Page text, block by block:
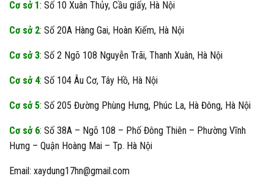
Cơ sở 1: Số 10 Xuân Thủy, Cầu giấy, Hà Nội
Cơ sở 2: Số 20A Hàng Gai, Hoàn Kiếm, Hà Nội
Cơ sở 3: Số 2 Ngõ 108 Nguyễn Trãi, Thanh Xuân, Hà Nội
Cơ sở 4: Số 104 Âu Cơ, Tây Hồ, Hà Nội
Cơ sở 5: Số 205 Đường Phùng Hưng, Phúc La, Hà Đông, Hà Nội
Cơ sở 6: Số 38A – Ngõ 108 – Phố Đông Thiên – Phường Vĩnh
Hưng – Quận Hoàng Mai – Tp. Hà Nội
Email: xaydung17hn@gmail.com